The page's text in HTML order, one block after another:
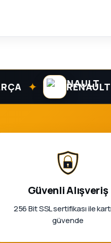
✦ RENAULT
Güvenli Alışveriş
256 Bit SSL sertifikası ile
güvende